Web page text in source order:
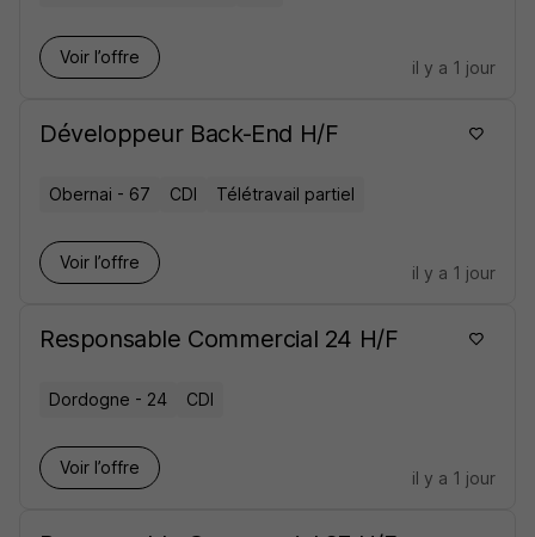
Voir l’offre
il y a 1 jour
Développeur Back-End H/F
Obernai - 67 CDI Télétravail partiel
Voir l’offre
il y a 1 jour
Responsable Commercial 24 H/F
Dordogne - 24 CDI
Voir l’offre
il y a 1 jour